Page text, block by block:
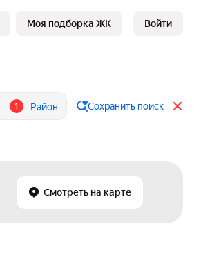
Моя подборка ЖК Войти
1 Район Сохранить поиск
Смотреть на карте